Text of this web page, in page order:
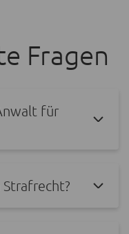
Fragen
für